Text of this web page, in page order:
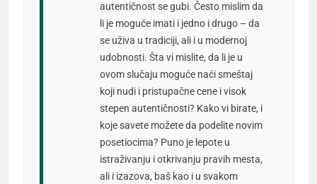
autentičnost se gubi. Često mislim da
li je moguće imati i jedno i drugo – da
se uživa u tradiciji, ali i u modernoj
udobnosti. Šta vi mislite, da li je u
ovom slučaju moguće naći smeštaj
koji nudi i pristupačne cene i visok
stepen autentičnosti? Kako vi birate, i
koje savete možete da podelite novim
posetiocima? Puno je lepote u
istraživanju i otkrivanju pravih mesta,
ali i izazova, baš kao i u svakom